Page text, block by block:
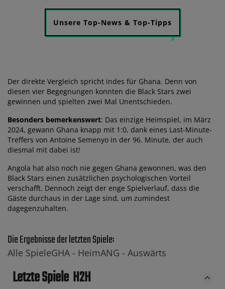
Unsere Top-News & Top-Tipps
Der direkte Vergleich spricht indes für Ghana. Denn von
diesen vier Begegnungen konnten die Black Stars zwei
gewinnen und spielten zwei Mal Unentschieden.
Besonders bemerkenswert: Das einzige Heimspiel, im März
2024, gewann Ghana knapp mit 1:0, dank eines Last-Minute-
Treffers von Antoine Semenyo in der 96. Minute, der auch
diesmal mit dabei ist!
Angola hat also noch nie gegen Ghana gewonnen, was den
Black Stars einen zusätzlichen psychologischen Vorteil
verschafft. Dennoch zeigt der enge Spielverlauf, dass die
Gäste durchaus in der Lage sind, um zumindest
dagegenzuhalten.
Die Ergebnisse der letzten Spiele:
Alle SpieleGHA - HeimANG - Auswärts
Letzte Spiele H2H